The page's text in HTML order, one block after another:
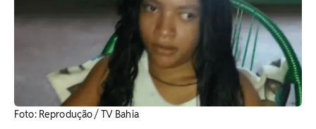
Foto: Reprodução / TV Bahia